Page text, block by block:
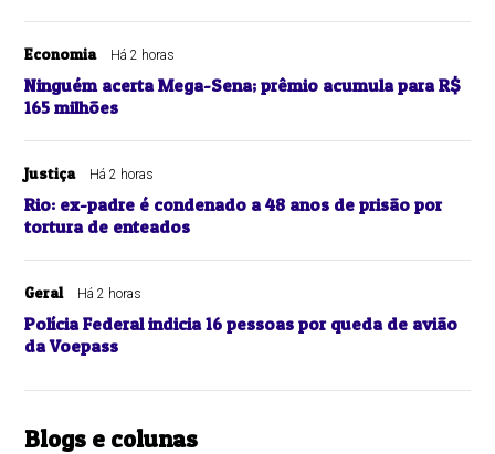
Economia Há 2 horas
Ninguém acerta Mega-Sena; prêmio acumula para R$
165 milhões
Justiça Há 2 horas
Rio: ex-padre é condenado a 48 anos de prisão por
tortura de enteados
Geral Há 2 horas
Polícia Federal indicia 16 pessoas por queda de avião
da Voepass
Blogs e colunas